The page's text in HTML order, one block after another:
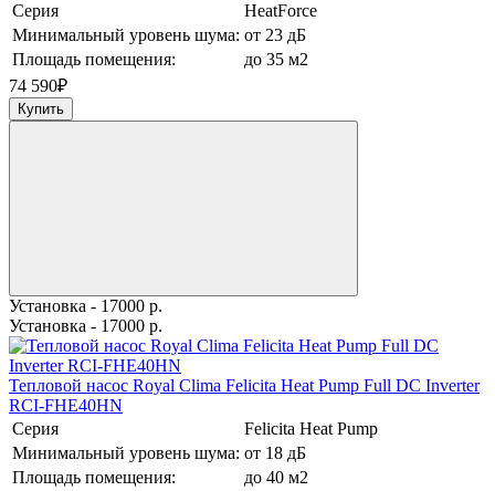
Серия
HeatForce
Минимальный уровень шума: от 23 дБ
Площадь помещения:
до 35 м2
74 590₽
Купить
Установка - 17000 р.
Установка - 17000 р.
Тепловой насос Royal Clima Felicita Heat Pump Full DC Inverter
RCI-FHE40HN
Серия
Felicita Heat Pump
Минимальный уровень шума: от 18 дБ
Площадь помещения:
до 40 м2